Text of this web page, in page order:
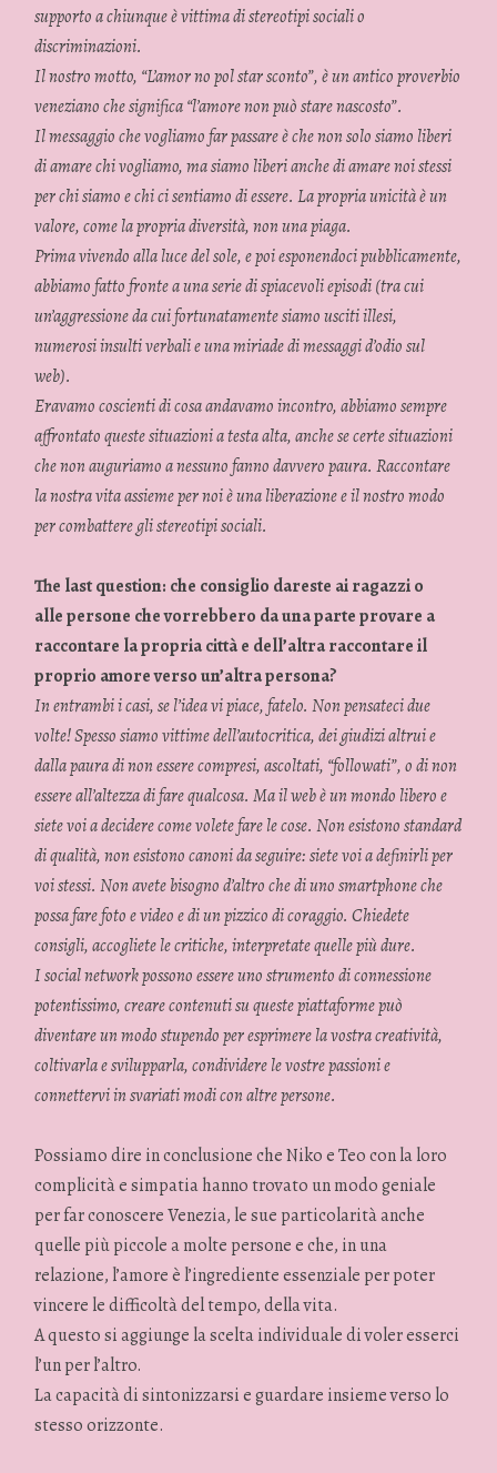
supporto a chiunque è vittima di stereotipi sociali o
discriminazioni.
Il nostro motto, “L’amor no pol star sconto”, è un antico proverbio
veneziano che significa “l’amore non può stare nascosto”.
Il messaggio che vogliamo far passare è che non solo siamo liberi
di amare chi vogliamo, ma siamo liberi anche di amare noi stessi
per chi siamo e chi ci sentiamo di essere. La propria unicità è un
valore, come la propria diversità, non una piaga.
Prima vivendo alla luce del sole, e poi esponendoci pubblicamente,
abbiamo fatto fronte a una serie di spiacevoli episodi (tra cui
un’aggressione da cui fortunatamente siamo usciti illesi,
numerosi insulti verbali e una miriade di messaggi d’odio sul
web).
Eravamo coscienti di cosa andavamo incontro, abbiamo sempre
affrontato queste situazioni a testa alta, anche se certe situazioni
che non auguriamo a nessuno fanno davvero paura. Raccontare
la nostra vita assieme per noi è una liberazione e il nostro modo
per combattere gli stereotipi sociali.
The last question: che consiglio dareste ai ragazzi o
alle persone che vorrebbero da una parte provare a
raccontare la propria città e dell’altra raccontare il
proprio amore verso un’altra persona?
In entrambi i casi, se l’idea vi piace, fatelo. Non pensateci due
volte! Spesso siamo vittime dell’autocritica, dei giudizi altrui e
dalla paura di non essere compresi, ascoltati, “followati”, o di non
essere all’altezza di fare qualcosa. Ma il web è un mondo libero e
siete voi a decidere come volete fare le cose. Non esistono standard
di qualità, non esistono canoni da seguire: siete voi a definirli per
voi stessi. Non avete bisogno d’altro che di uno smartphone che
possa fare foto e video e di un pizzico di coraggio. Chiedete
consigli, accogliete le critiche, interpretate quelle più dure.
I social network possono essere uno strumento di connessione
potentissimo, creare contenuti su queste piattaforme può
diventare un modo stupendo per esprimere la vostra creatività,
coltivarla e svilupparla, condividere le vostre passioni e
connettervi in svariati modi con altre persone.
Possiamo dire in conclusione che Niko e Teo con la loro
complicità e simpatia hanno trovato un modo geniale
per far conoscere Venezia, le sue particolarità anche
quelle più piccole a molte persone e che, in una
relazione, l’amore è l’ingrediente essenziale per poter
vincere le difficoltà del tempo, della vita.
A questo si aggiunge la scelta individuale di voler esserci
l’un per l’altro.
La capacità di sintonizzarsi e guardare insieme verso lo
stesso orizzonte.